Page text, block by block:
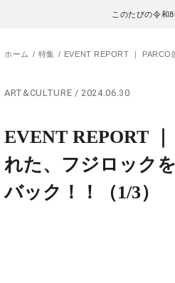
このたびの令和
・アクセス
・ポップアップ
ホーム 特集 EVENT REPORT ｜ PARCO
ART&CULTURE / 2024.06.30
EVENT REPORT
れた、フジロック
バック！！
（1/3）